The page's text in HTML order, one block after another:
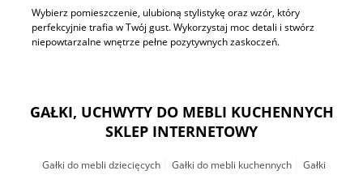
Wybierz pomieszczenie, ulubioną stylistykę oraz wzór, który
perfekcyjnie trafia w Twój gust. Wykorzystaj moc detali i stwórz
niepowtarzalne wnętrze pełne pozytywnych zaskoczeń.
GAŁKI, UCHWYTY DO MEBLI KUCHENNYCH
SKLEP INTERNETOWY
Gałki do mebli dziecięcych Gałki do mebli kuchennych
Gałki